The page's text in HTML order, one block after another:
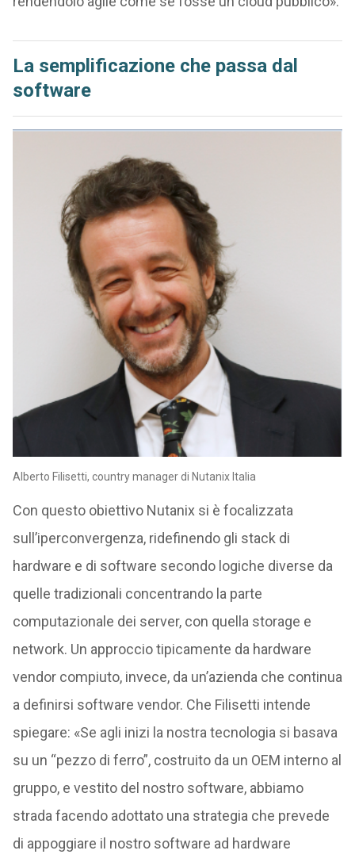
La semplificazione che passa dal
software
Alberto Filisetti, country manager di Nutanix Italia
Con questo obiettivo Nutanix si è focalizzata
sull’iperconvergenza, ridefinendo gli stack di
hardware e di software secondo logiche diverse da
quelle tradizionali concentrando la parte
computazionale dei server, con quella storage e
network. Un approccio tipicamente da hardware
vendor compiuto, invece, da un’azienda che continua
a definirsi software vendor. Che Filisetti intende
spiegare: «Se agli inizi la nostra tecnologia si basava
su un “pezzo di ferro”, costruito da un OEM interno al
gruppo, e vestito del nostro software, abbiamo
strada facendo adottato una strategia che prevede
di appoggiare il nostro software ad hardware